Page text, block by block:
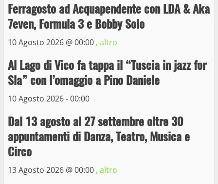
Ferragosto ad Acquapendente con LDA & Aka
7even, Formula 3 e Bobby Solo
10 Agosto 2026 @00:00 , altro
Al Lago di Vico fa tappa il “Tuscia in jazz for
Sla” con l’omaggio a Pino Daniele
10 Agosto 2026 - 00:00
Dal 13 agosto al 27 settembre oltre 30
appuntamenti di Danza, Teatro, Musica e
Circo
13 Agosto 2026 @00:00 , altro
4
10 Maggio 2023
5
Prorogata la mostra dei bozzetti di
Museo dei Portici
19 Gennaio 2023
6
Trasporto pubblico locale, trasferimento
capolinea al terminal Riello dal 15 al 17
giugno
15 Giugno 2023
Giochi Sportivi Studenteschi di Atletica a